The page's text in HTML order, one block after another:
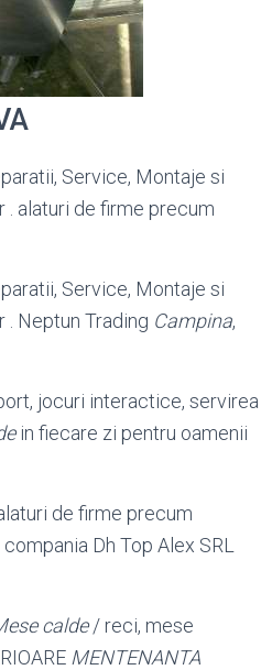
Service, Montaje si
. alaturi de firme precum
Service, Montaje si
. Neptun Trading Campina,
jocuri interactice, servirea
in fiecare zi pentru oamenii
de firme precum
Dh Top Alex SRL
calde/ reci, mese
MENTENANTA